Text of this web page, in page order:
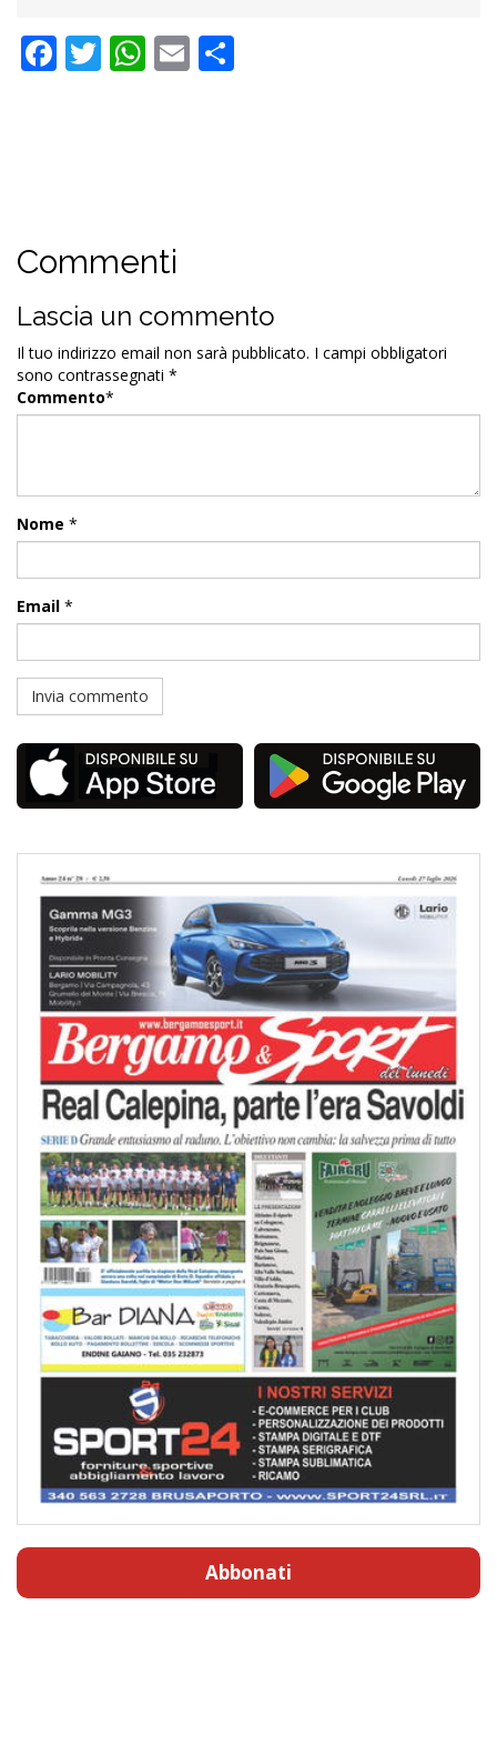
Facebook
Twitter
WhatsApp
Email
Commenti
Lascia un commento
Il tuo indirizzo email non sarà pubblicato. I campi obbligatori
sono contrassegnati *
Commento*
Nome *
Email *
Abbonati